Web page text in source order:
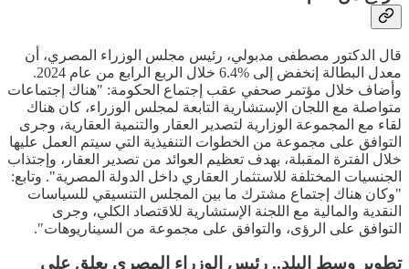
قال الدكتور مصطفى مدبولي، رئيس مجلس الوزراء المصري، أن
معدل البطالة إنخفض إلى %6.4 خلال الربع الرابع من عام 2024.
وأضاف خلال مؤتمر صحفي عقب إجتماع الحكومة: "هناك إجتماعات
متواصلة مع اللجان الإستشارية التابعة لمجلس الوزراء، كان هناك
لقاء مع المجموعة الوزارية لتصدير العقار والتنمية العقارية، وجرى
التوافق على مجموعة من الخطوات التنفيذية التي سيتم العمل عليها
خلال الفترة المقبلة، بهدف تعظيم العوائد من تصدير العقار، وإجتذاب
الجنسيات المختلفة للاستثمار العقاري داخل الدولة المصرية". وتابع:
"وكان هناك إجتماع مشترك ما بين المجلس التنسيقي للسياسات
النقدية والمالية مع اللجنة الإستشارية للاقتصاد الكلي، وجرى
التوافق على الرؤى، والتوافق على مجموعة من السيناريوهات".
تطوير وسط البلد.. رئيس الوزراء المصري يعلق على